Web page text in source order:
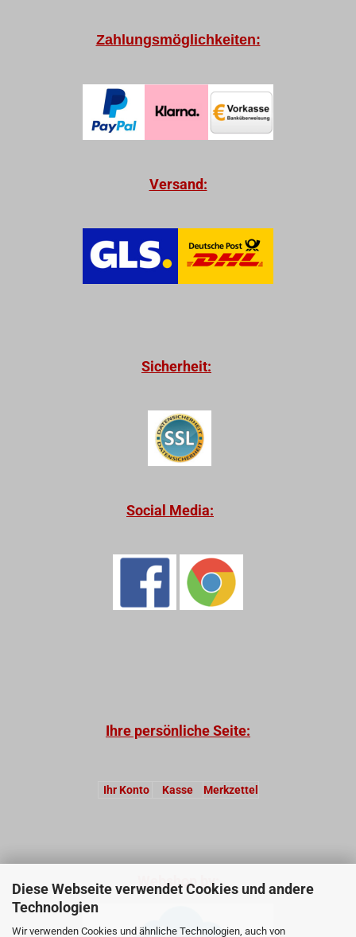
Diese Webseite verwendet Cookies und andere
Technologien
Wir verwenden Cookies und ähnliche Technologien, auch von
Zahlungsmöglichkeiten:
Versand:
Sicherheit:
Social Media:
Ihre persönliche Seite:
Ihr Konto Kasse Merkzettel
Webshop by: